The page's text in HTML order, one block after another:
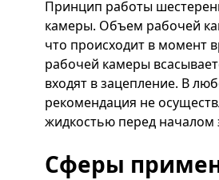
Принцип работы
камеры. Объем рабочей
что происходит в момент
рабочей камеры
входят в зацепление. В
рекомендация не
жидкостью перед началом
Сферы